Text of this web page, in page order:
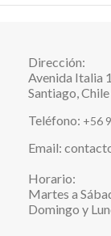
Dirección:
Avenida Italia
Santiago, Chile
Teléfono: +56
Email:
Horario:
Martes a
Domingo y